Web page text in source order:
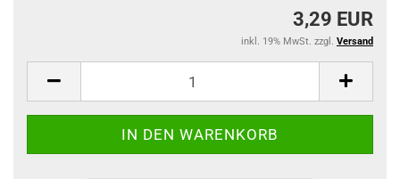
3,29 EUR
inkl. 19% MwSt. zzgl. Versand